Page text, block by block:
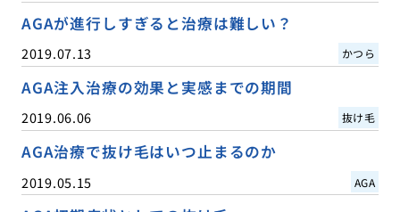
AGAが進行しすぎると治療は難しい？
2019.07.13 かつら
AGA注入治療の効果と実感までの期間
2019.06.06 抜け毛
AGA治療で抜け毛はいつ止まるのか
2019.05.15 AGA